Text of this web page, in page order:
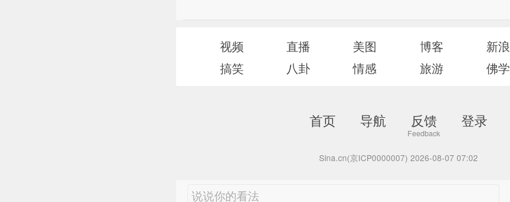
视频 直播 美图 博客 新浪
搞笑
八卦 情感 旅游 佛学
首页 导航 反馈 登录
Sina.cn(京ICP0000007) 2026-08-07 07:02
说说你的看法